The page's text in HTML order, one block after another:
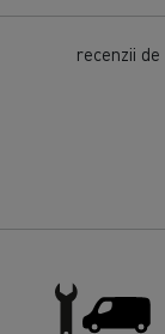
recenzii de